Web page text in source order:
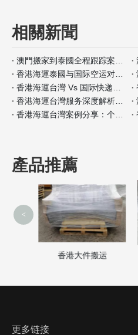
相關新聞
產品推薦
香港大件搬运
<
更多链接